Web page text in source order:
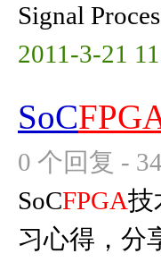
Signal
2011-3-21
SoC
0 个回复 -
SoCFPGA技
习心得，分